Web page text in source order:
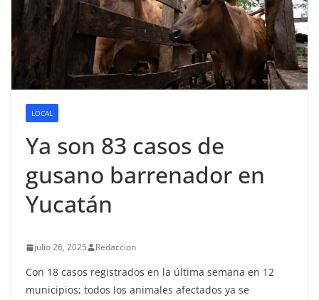
LOCAL
Ya son 83 casos de
gusano barrenador en
Yucatán
julio 26, 2025 Redaccion
Con 18 casos registrados en la última semana en 12
municipios; todos los animales afectados ya se